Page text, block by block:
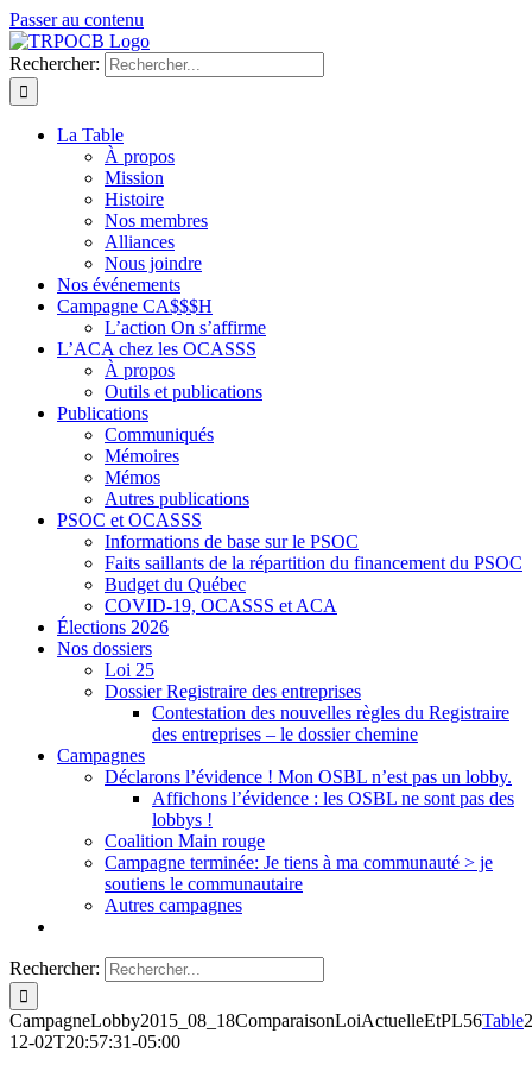
Passer au contenu
Rechercher:
La Table
À propos
Mission
Histoire
Nos membres
Alliances
Nous joindre
Nos événements
Campagne CA$$$H
L’action On s’affirme
L’ACA chez les OCASSS
À propos
Outils et publications
Publications
Communiqués
Mémoires
Mémos
Autres publications
PSOC et OCASSS
Informations de base sur le PSOC
Faits saillants de la répartition du financement du PSOC
Budget du Québec
COVID-19, OCASSS et ACA
Élections 2026
Nos dossiers
Loi 25
Dossier Registraire des entreprises
Contestation des nouvelles règles du Registraire
des entreprises – le dossier chemine
Campagnes
Déclarons l’évidence ! Mon OSBL n’est pas un lobby.
Affichons l’évidence : les OSBL ne sont pas des
lobbys !
Coalition Main rouge
Campagne terminée: Je tiens à ma communauté > je
soutiens le communautaire
Autres campagnes
Rechercher:
CampagneLobby2015_08_18ComparaisonLoiActuelleEtPL56Table
12-02T20:57:31-05:00